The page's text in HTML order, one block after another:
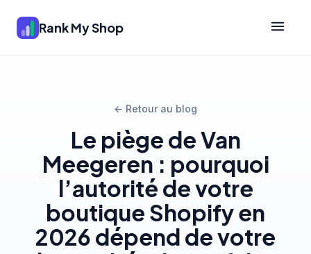
Rank My Shop
← Retour au blog
Le piège de Van
Meegeren : pourquoi
l’autorité de votre
boutique Shopify en
2026 dépend de votre